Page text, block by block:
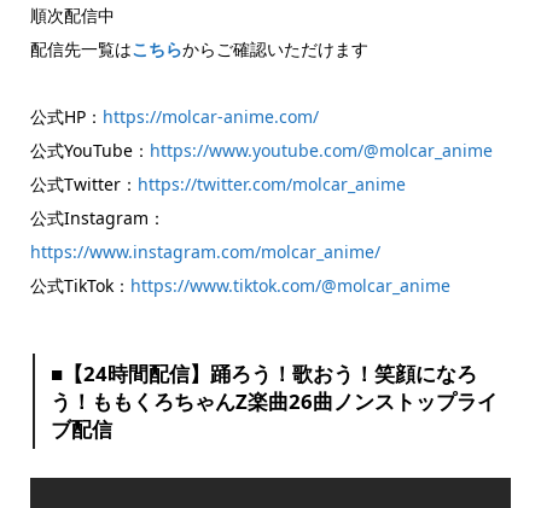
順次配信中
配信先一覧はこちらからご確認いただけます
公式HP： https://molcar-anime.com/
公式YouTube： https://www.youtube.com/@molcar_anime
公式Twitter： https://twitter.com/molcar_anime
公式Instagram：
https://www.instagram.com/molcar_anime/
公式TikTok： https://www.tiktok.com/@molcar_anime
■【24時間配信】踊ろう！歌おう！笑顔になろ
う！ももくろちゃんZ楽曲26曲ノンストップライ
ブ配信